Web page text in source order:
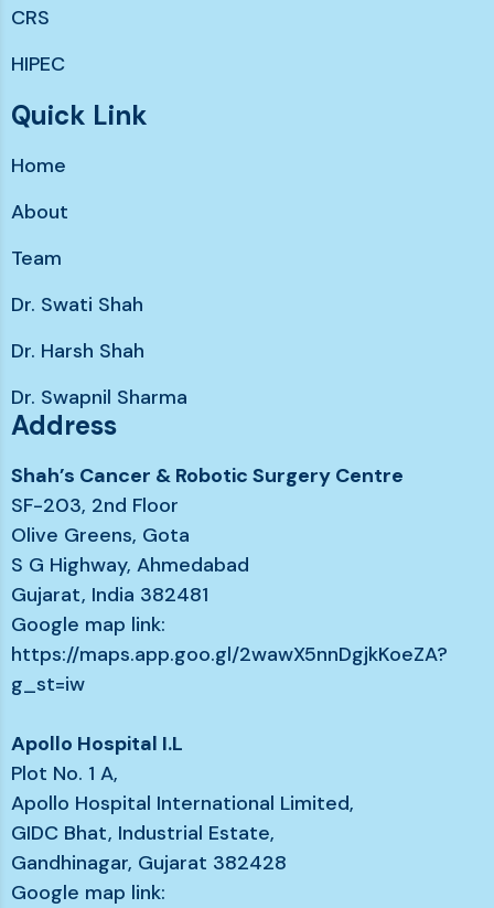
CRS
HIPEC
Chemotherapy without hairloss
Immunotherapy & Targeted Therapy
Support services
Quick Link
Home
About
Team
Dr. Swati Shah
Dr. Harsh Shah
Dr. Swapnil Sharma
Address
Shah’s Cancer & Robotic Surgery Centre
SF-203, 2nd Floor
Olive Greens, Gota
S G Highway, Ahmedabad
Gujarat, India 382481
Google map link:
https://maps.app.goo.gl/2wawX5nnDgjkKoeZA?
g_st=iw
Apollo Hospital I.L
Plot No. 1 A,
Apollo Hospital International Limited,
GIDC Bhat, Industrial Estate,
Gandhinagar, Gujarat 382428
Google map link: